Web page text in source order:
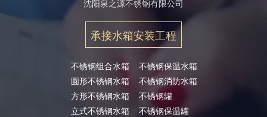
沈阳泉之源不锈钢有限公司
承接水箱安装工程
不锈钢组合水箱
圆形不锈钢水箱
方形不锈钢水箱
立式不锈钢水箱
不锈钢保温水箱
不锈钢消防水箱
不锈钢罐
不锈钢保温罐